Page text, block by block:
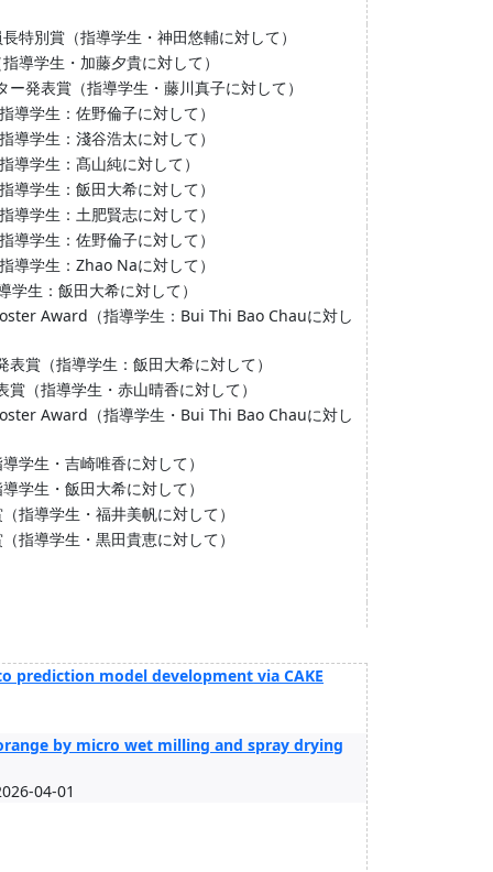
別賞（指導学生・神田悠輔に対して）
学生・加藤夕貴に対して）
発表賞（指導学生・藤川真子に対して）
学生：佐野倫子に対して）
学生：淺谷浩太に対して）
学生：髙山純に対して）
学生：飯田大希に対して）
学生：土肥賢志に対して）
学生：佐野倫子に対して）
学生：Zhao Naに対して）
生：飯田大希に対して）
Award（指導学生：Bui Thi Bao Chauに対し
賞（指導学生：飯田大希に対して）
（指導学生・赤山晴香に対して）
Award（指導学生・Bui Thi Bao Chauに対し
学生・吉崎唯香に対して）
学生・飯田大希に対して）
指導学生・福井美帆に対して）
指導学生・黒田貴恵に対して）
prediction model development via CAKE
by micro wet milling and spray drying
04-01